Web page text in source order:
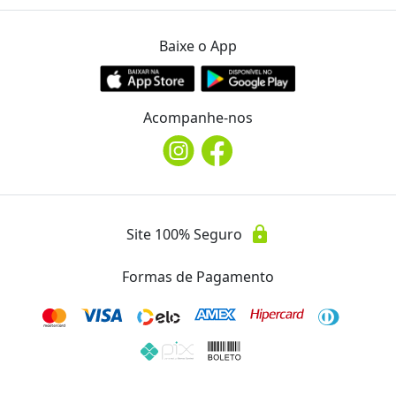
location_on
Telefone
Baixe o App
Acompanhe-nos
Site 100% Seguro lock
Formas de Pagamento